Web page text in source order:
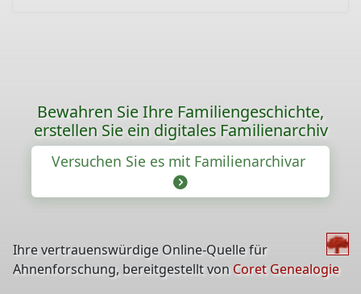
Bewahren Sie Ihre Familiengeschichte,
erstellen Sie ein digitales Familienarchiv
Versuchen Sie es mit Familienarchivar
Ihre vertrauenswürdige Online-Quelle für
Ahnenforschung, bereitgestellt von Coret Genealogie